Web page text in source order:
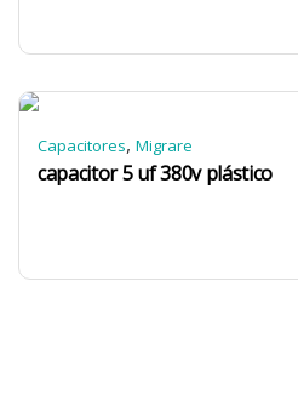
Capacitores, Migrare
capacitor 5 uf 380v plástico